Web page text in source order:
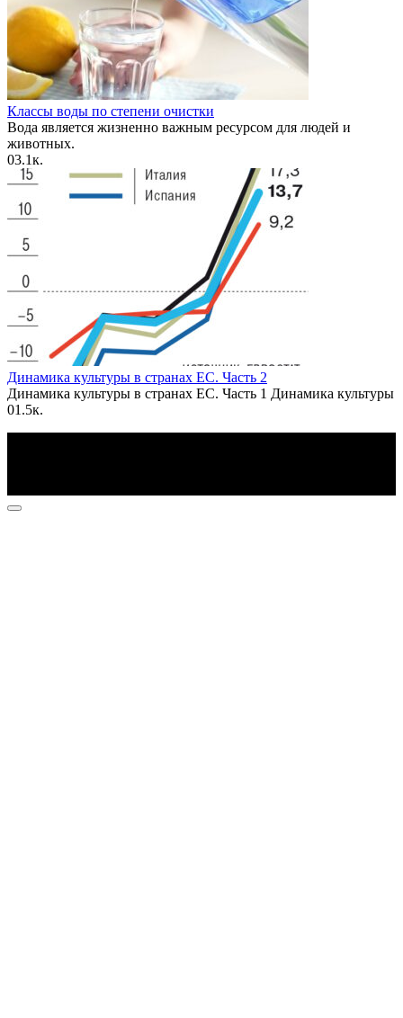
Классы воды по степени очистки
Вода является жизненно важным ресурсом для людей и
животных.
03.1к.
Динамика культуры в странах ЕС. Часть 2
Динамика культуры в странах ЕС. Часть 1 Динамика культуры
01.5к.